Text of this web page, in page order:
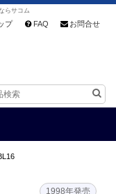
らサコム
プ FAQ お問合せ
1998年発売